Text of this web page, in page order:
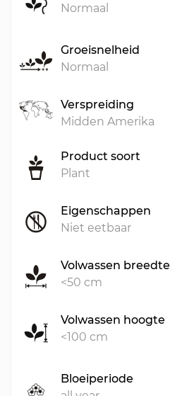
Normaal
Groeisnelheid
Normaal
Verspreiding
Midden Amerika
Product soort
Plant
Eigenschappen
Niet eetbaar
Volwassen breedte
<50 cm
Volwassen hoogte
<100 cm
Bloeiperiode